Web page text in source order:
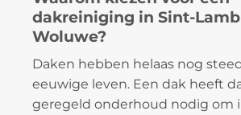
dakreiniging in Sint-
Woluwe?
Daken hebben helaas nog
eeuwige leven. Een dak heeft
geregeld onderhoud nodig om